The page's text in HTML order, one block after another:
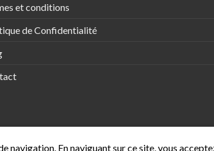
et conditions
de Confidentialité
navigation. En naviguant sur ce site, vous